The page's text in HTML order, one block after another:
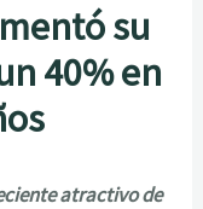
su
40% en
atractivo de